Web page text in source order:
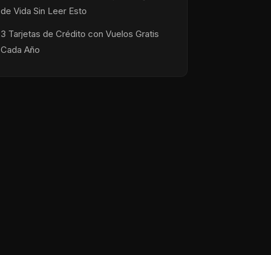
de Vida Sin Leer Esto
3 Tarjetas de Crédito con Vuelos Gratis
Cada Año